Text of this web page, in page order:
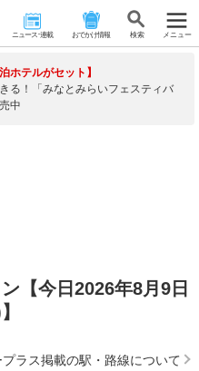
ニュース･連載 おでかけ情報 検 索 メニュー
ホテルがセット】
る！「みなとみらいフェスティバ
中
【今日2026年8月9日
ラス掲載の駅・路線について